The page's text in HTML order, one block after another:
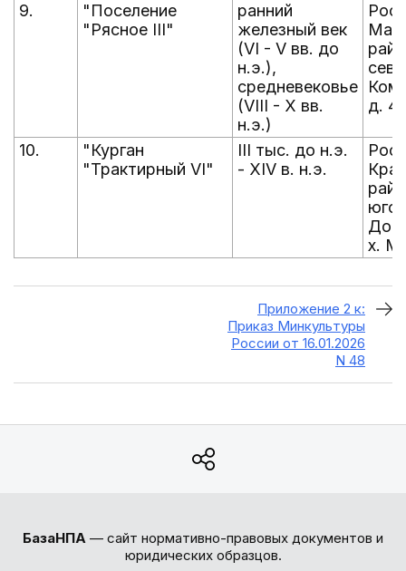
9.
"Поселение
"Рясное III"
ранний
железный век
(VI - V вв. до
н.э.),
средневековье
(VIII - X вв.
н.э.)
д.
10.
"Курган
"Трактирный VI"
III тыс. до н.э.
- XIV в. н.э.
х.
Приложение 2 к:
Приказ Минкультуры
России от 16.01.2026
N 48
БазаНПА — сайт нормативно-правовых документов и
юридических образцов.